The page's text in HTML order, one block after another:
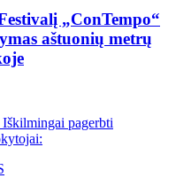
„ConTempo“
aštuonių metrų